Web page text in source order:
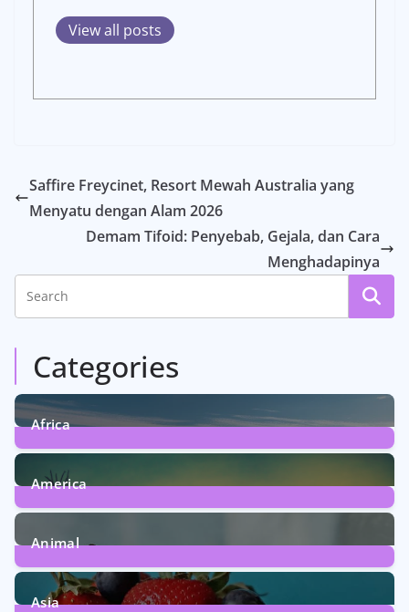
View all posts
Saffire Freycinet, Resort Mewah Australia yang
Menyatu dengan Alam 2026
Demam Tifoid: Penyebab, Gejala, dan Cara
Menghadapinya
Categories
Africa
6Posts
America
5Posts
Animal
13Posts
Asia